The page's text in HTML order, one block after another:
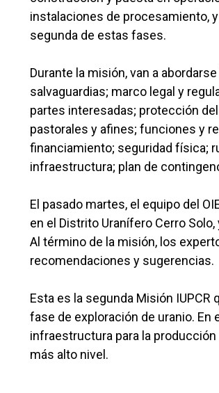
instalaciones de procesamiento,
segunda de estas fases.
Durante la misión, van a
salvaguardias; marco legal y
partes interesadas; protección
pastorales y afines; funciones y
financiamiento; seguridad física;
infraestructura; plan de
El pasado martes, el equipo del
en el Distrito Uranífero Cerro
Al término de la misión, los
recomendaciones y sugerencias.
Esta es la segunda Misión IUPCR
fase de exploración de uranio. En
infraestructura para la
más alto nivel.